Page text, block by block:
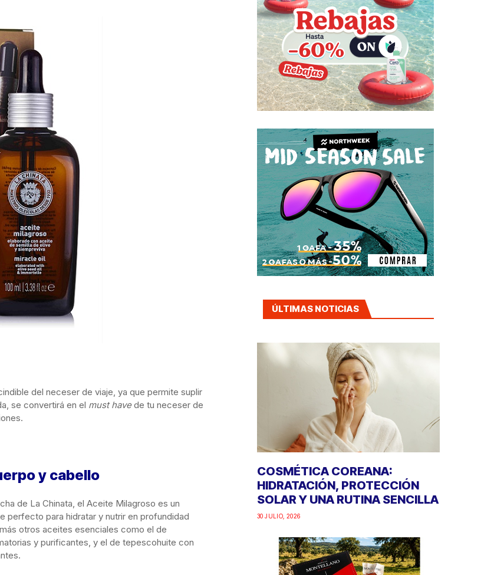
del neceser de viaje, ya que permite suplir
se convertirá en el must havede tu neceser de
y cabello
de La Chinata, el Aceite Milagroso es un
perfecto para hidratar y nutrir en profundidad
otros aceites esenciales como el de
y purificantes, y el de tepescohuite con
ÚLTIMAS NOTICIAS
COSMÉTICA COREANA:
HIDRATACIÓN, PROTECCIÓN
SOLAR Y UNA RUTINA SENCILLA
30 JULIO, 2026